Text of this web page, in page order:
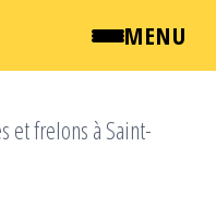
MENU